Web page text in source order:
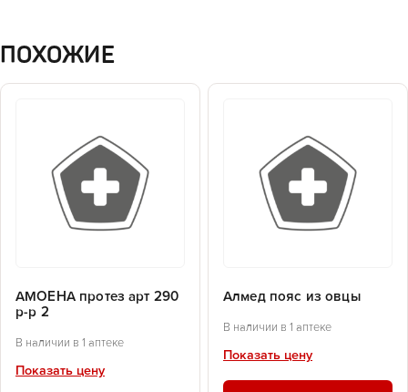
ПОХОЖИЕ
АМОЕНА протез арт 290
р-р 2
В наличии в 1 аптеке
Показать цену
Алмед пояс из овцы
В наличии в 1 аптеке
Показать цену